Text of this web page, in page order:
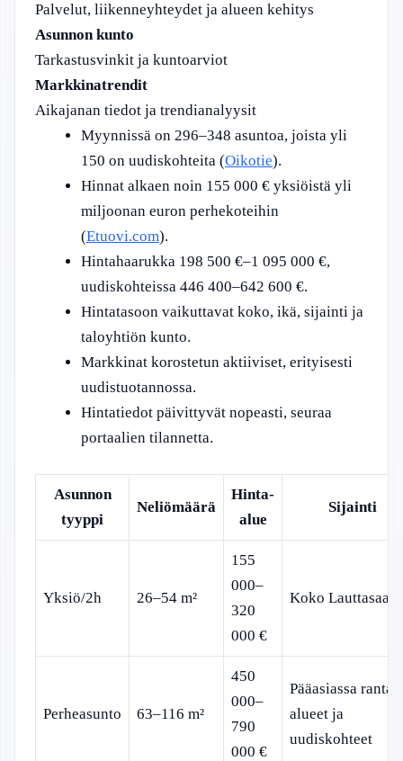
Palvelut, liikenneyhteydet ja alueen kehitys
Asunnon kunto
Tarkastusvinkit ja kuntoarviot
Markkinatrendit
Aikajanan tiedot ja trendianalyysit
Myynnissä on 296–348 asuntoa, joista yli
150 on uudiskohteita (Oikotie).
Hinnat alkaen noin 155 000 € yksiöistä yli
miljoonan euron perhekoteihin
(Etuovi.com).
Hintahaarukka 198 500 €–1 095 000 €,
uudiskohteissa 446 400–642 600 €.
Hintatasoon vaikuttavat koko, ikä, sijainti ja
taloyhtiön kunto.
Markkinat korostetun aktiiviset, erityisesti
uudistuotannossa.
Hintatiedot päivittyvät nopeasti, seuraa
portaalien tilannetta.
Asunnon
tyyppi
Neliömäärä
Hinta-
alue
Sijainti
Yksiö/2h 26–54 m²
155
000–
320
000 €
Koko Lauttasaari
Perheasunto 63–116 m²
450
000–
790
000 €
Pääasiassa ranta-
alueet ja
uudiskohteet